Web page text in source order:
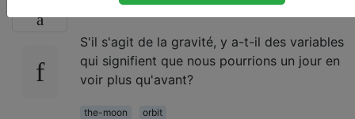
côté de la lune?
S'il s'agit de la gravité, y a-t-il des variables
qui signifient que nous pourrions un jour en
voir plus qu'avant?
the-moon
orbit